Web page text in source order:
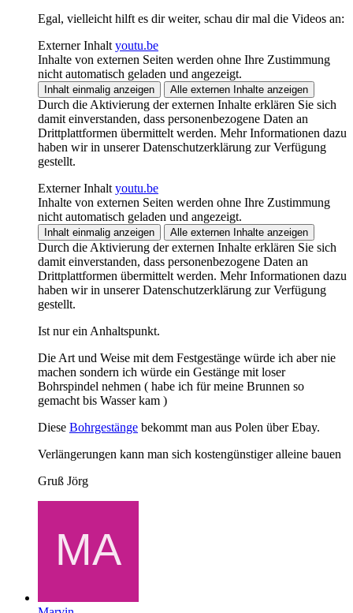
Egal, vielleicht hilft es dir weiter, schau dir mal die Videos an:
Externer Inhalt youtu.be
Inhalte von externen Seiten werden ohne Ihre Zustimmung
nicht automatisch geladen und angezeigt.
Inhalt einmalig anzeigen Alle externen Inhalte anzeigen
Durch die Aktivierung der externen Inhalte erklären Sie sich
damit einverstanden, dass personenbezogene Daten an
Drittplattformen übermittelt werden. Mehr Informationen dazu
haben wir in unserer Datenschutzerklärung zur Verfügung
gestellt.
Externer Inhalt youtu.be
Inhalte von externen Seiten werden ohne Ihre Zustimmung
nicht automatisch geladen und angezeigt.
Inhalt einmalig anzeigen Alle externen Inhalte anzeigen
Durch die Aktivierung der externen Inhalte erklären Sie sich
damit einverstanden, dass personenbezogene Daten an
Drittplattformen übermittelt werden. Mehr Informationen dazu
haben wir in unserer Datenschutzerklärung zur Verfügung
gestellt.
Ist nur ein Anhaltspunkt.
Die Art und Weise mit dem Festgestänge würde ich aber nie
machen sondern ich würde ein Gestänge mit loser
Bohrspindel nehmen ( habe ich für meine Brunnen so
gemacht bis Wasser kam )
Diese Bohrgestänge bekommt man aus Polen über Ebay.
Verlängerungen kann man sich kostengünstiger alleine bauen
Gruß Jörg